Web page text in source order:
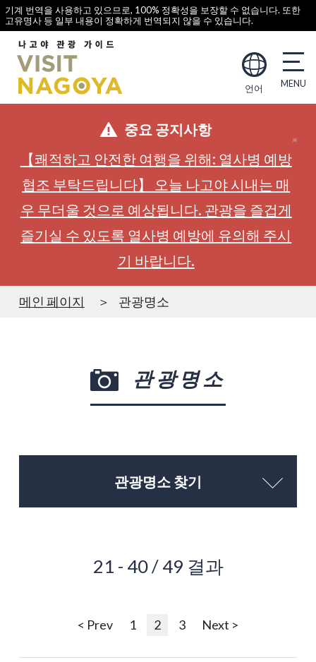
기계 번역을 사용하고 있으므로, 100% 정확성을 보장할 수 없습니다. 또한
고유명사 등 일부 내용이 정확하게 번역되지 않을 수 있습니다.
언어
중요 공지사항
【쾌적하고 안전한 여행을 위해: 열사병 예방
협조 부탁드립니다】 오늘 나고야 시내는 매
우 무더울 것으로 예상됩니다. 관광을 즐겁게
즐기실 수 있도록 열사병 예방에 유의해 주시
기 바랍니다.
메인 페이지 관광명소
관광명소
관광명소 찾기
21 - 40 / 49 결과
< Prev 1 2 3 Next >